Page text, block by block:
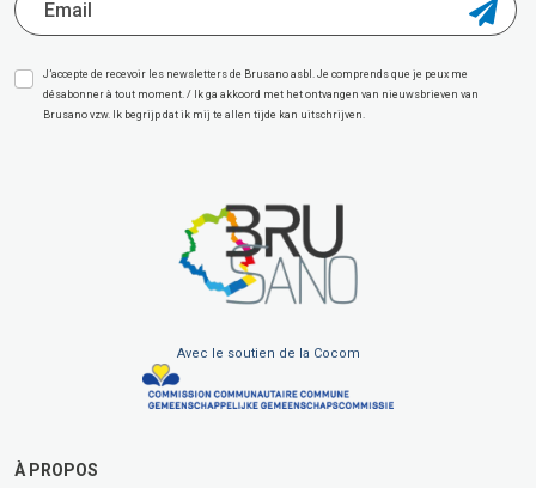
J’accepte de recevoir les newsletters de Brusano asbl. Je comprends que je peux me
désabonner à tout moment. / Ik ga akkoord met het ontvangen van nieuwsbrieven van
Brusano vzw. Ik begrijp dat ik mij te allen tijde kan uitschrijven.
Avec le soutien de la Cocom
À PROPOS